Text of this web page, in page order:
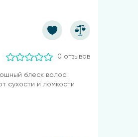
0 отзывов
блеск волос:
сухости и ломкости